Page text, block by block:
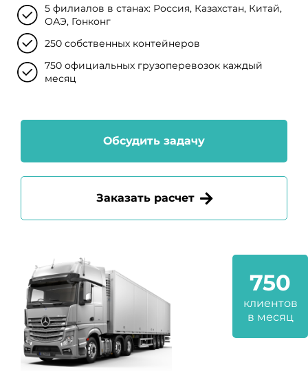
5 филиалов в станах: Россия, Казахстан, Китай,
ОАЭ, Гонконг
250 собственных контейнеров
750 официальных грузоперевозок каждый
месяц
Обсудить задачу
Заказать расчет
750
клиентов
в месяц